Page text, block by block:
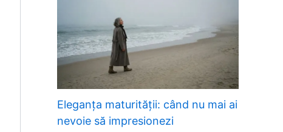
Eleganța maturității: când nu mai ai
nevoie să impresionezi